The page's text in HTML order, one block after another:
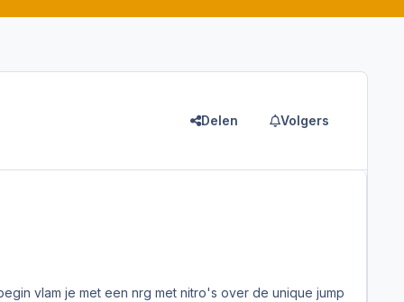
Delen Volgers
vlam je met een nrg met nitro's over de unique jump